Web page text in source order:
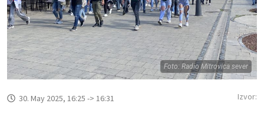
Foto: Radio Mitrovica sever
30. May 2025, 16:25 -> 16:31 Izvor: